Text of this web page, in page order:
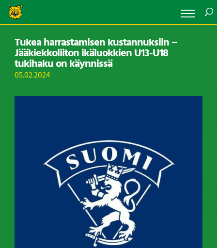
Tukea harrastamisen kustannuksiin –
Jääkiekkoliiton ikäluokkien U13-U18
tukihaku on käynnissä
05.02.2024